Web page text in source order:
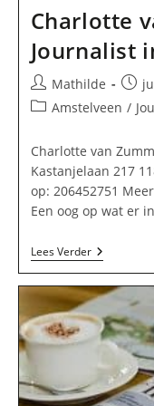
Charlotte
Journalist
Bericht
auteur:
Mathilde
op:
Berichtcategorie:
Amstelveen /
Charlotte van
Kastanjelaan 217
op: 206452751
Een oog op wat er
Lees VerderCharlotte
Van
Wine
Journalist
In